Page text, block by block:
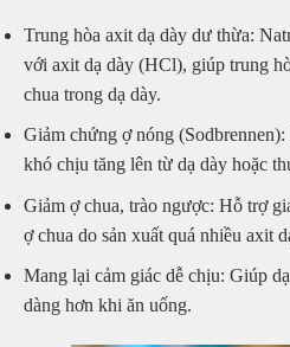
Trung hòa axit dạ dày dư thừa:
với axit dạ dày (HCl), giúp trung
chua trong dạ dày.
Giảm chứng ợ nóng
khó chịu tăng lên từ dạ dày hoặc
Giảm ợ chua, trào ngược: Hỗ trợ
ợ chua do sản xuất quá nhiều axit
Mang lại cảm giác dễ chịu: Giúp
dàng hơn khi ăn uống.